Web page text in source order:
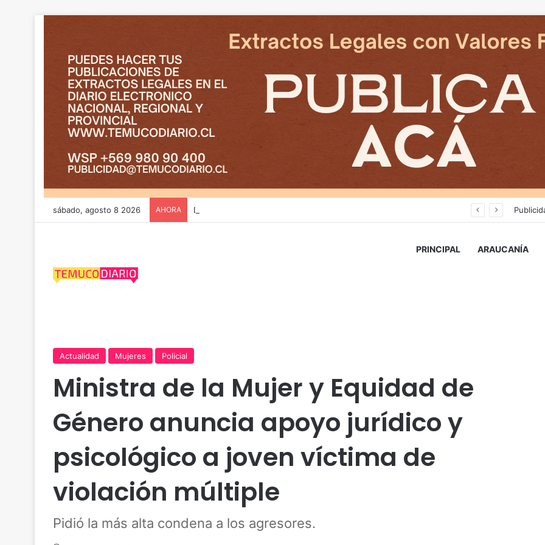
sábado, agosto 8 2026 AHORA
PRINCIPAL ARAUCANÍA
Actualidad Mujeres Policial
Ministra de la Mujer y Equidad de
Género anuncia apoyo jurídico y
psicológico a joven víctima de
violación múltiple
Pidió la más alta condena a los agresores.